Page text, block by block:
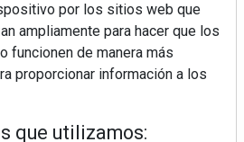
por los sitios web que
ampliamente para hacer que los
funcionen de manera más
proporcionar información a los
que utilizamos: